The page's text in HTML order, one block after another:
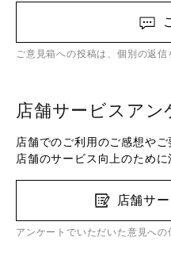
ご意見箱への投稿は、個別の返信
店舗サービスアン
店舗でのご利用のご感想やご
店舗のサービス向上のために
店舗サ
アンケートでいただいた意見への